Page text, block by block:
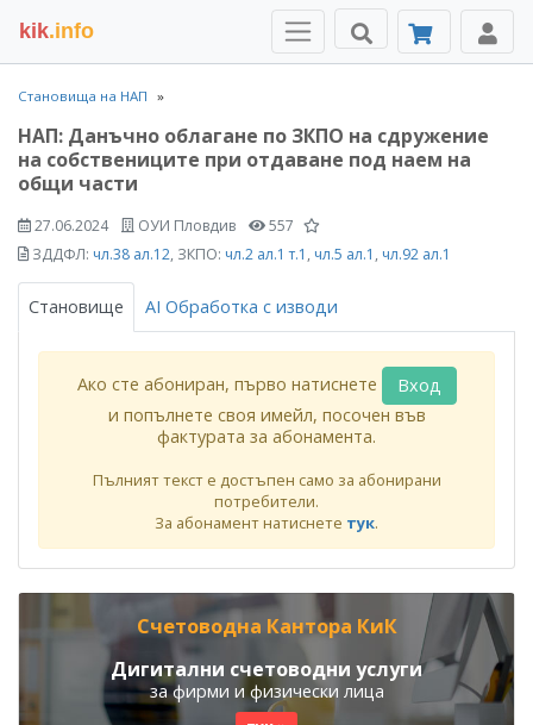
kik.info
Становища на НАП
НАП: Данъчно облагане по ЗКПО на сдружение
на собствениците при отдаване под наем на
общи части
27.06.2024 ОУИ Пловдив
557
ЗДДФЛ: чл.38 ал.12, ЗКПО: чл.2 ал.1 т.1 , чл.5 ал.1 , чл.92 ал.1
Становище AI Обработка с изводи
Ако сте абониран, първо натиснете
Вход
и попълнете своя имейл, посочен във
фактурата за абонамента.
Пълният текст е достъпен само за абонирани
потребители.
За абонамент натиснете тук.
Счетоводна Кантора КиК
Дигитални счетоводни услуги
за фирми и физически лица